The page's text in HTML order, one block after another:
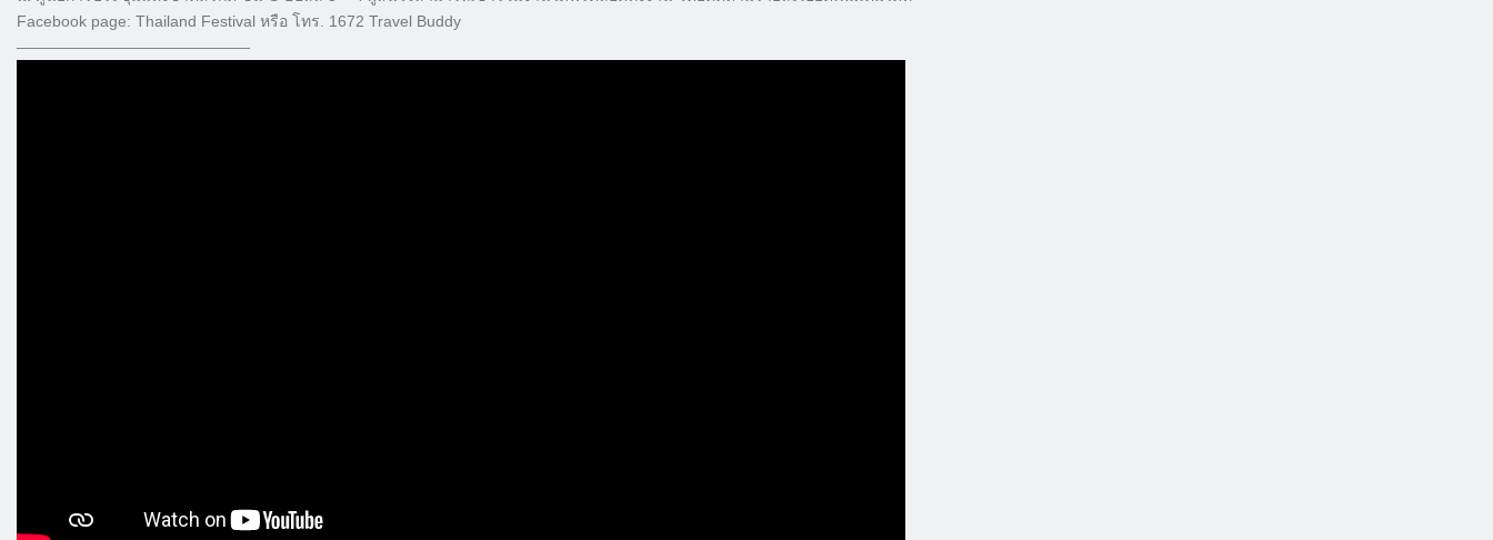
Facebook page: Thailand Festival หรือ โทร. 1672 Travel Buddy
———————————————